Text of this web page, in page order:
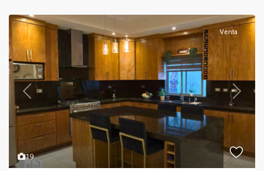
19
Previous Next
Venta